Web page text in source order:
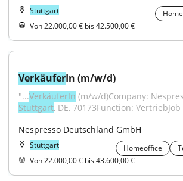
Stuttgart
Von 22.000,00 € bis 42.500,00 €
VerkäuferIn (m/w/d)
"...VerkäuferIn
Stuttgart, DE, 70173Function:
Nespresso Deutschland GmbH
Stuttgart Homeoffice
Von 22.000,00 € bis 43.600,00 €